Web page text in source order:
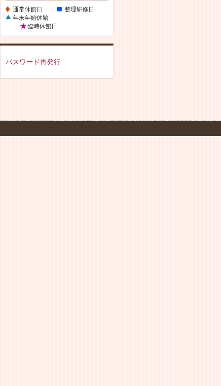
日
日
休
館
日
通常休館日
整理研修日
年末年始休館
臨時休館日
パスワード再発行